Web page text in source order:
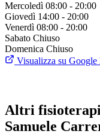
Mercoledì 08:00 - 20:00
Giovedì 14:00 - 20:00
Venerdì 08:00 - 20:00
Sabato Chiuso
Domenica Chiuso
Visualizza su Google
Altri
Samuele